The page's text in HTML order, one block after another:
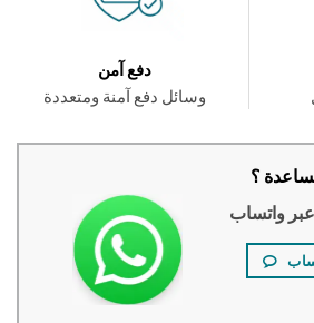
دفع آمن
وسائل دفع آمنة ومتعددة
؟